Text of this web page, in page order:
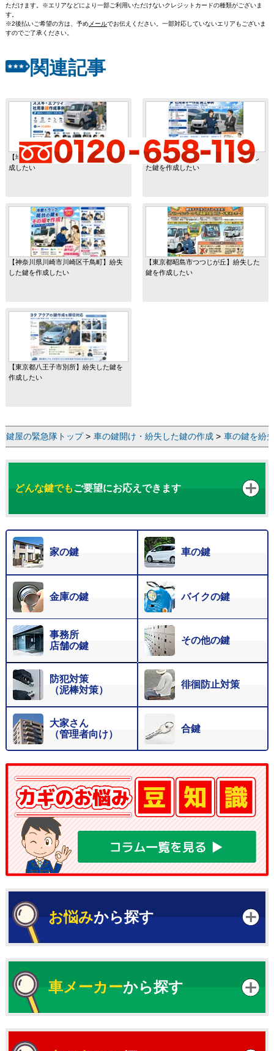
ただけます。※エリアなどにより一部ご利用いただけないクレジットカードの種類がございま
す。
※2後払いご希望の方は、予めメールでお伝えください。一部対応していないエリアもございま
すのでご了承ください。
関連記事
【埼玉県上尾市向山】紛失した鍵を作
成したい
【宮城県仙台市宮城野区田子】紛失し
た鍵を作成したい
【神奈川県川崎市川崎区千鳥町】紛失
した鍵を作成したい
【東京都昭島市つつじが丘】紛失した
鍵を作成したい
【東京都八王子市別所】紛失した鍵を
作成したい
鍵屋の緊急隊トップ> 車の鍵開け・紛失した鍵の作成 > 車の鍵を紛
どんな鍵でもご要望にお応えできます
家の鍵 車の鍵
金庫の鍵 バイクの鍵
事務所
店舗の鍵
その他の鍵
防犯対策
（泥棒対策）
徘徊防止対策
大家さん
（管理者向け）
合鍵
お悩みから探す
車メーカーから探す